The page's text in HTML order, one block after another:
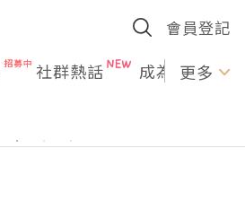
會員登記
社群熱話 成為U更多